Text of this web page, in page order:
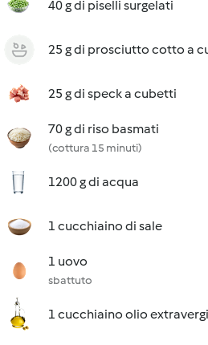
40 g di piselli surgelati
25 g di prosciutto cotto a
25 g di speck a cubetti
70 g di riso basmati
(cottura 15 minuti)
1200 g di acqua
1 cucchiaino di sale
1 uovo
sbattuto
1 cucchiaino olio